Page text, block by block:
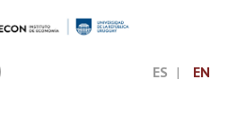
ES EN